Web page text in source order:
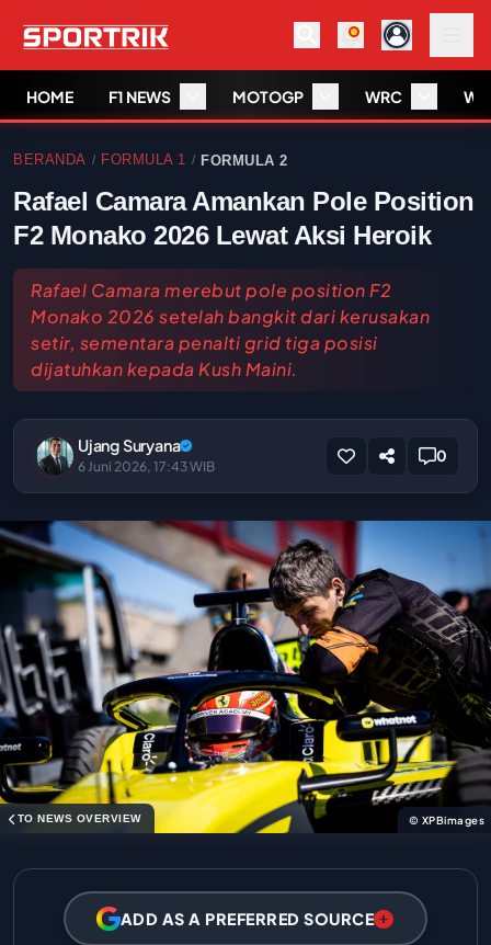
HOME F1 NEWS MOTOGP WRC
BERANDA / FORMULA 1 / FORMULA 2
Rafael Camara Amankan Pole Position
F2 Monako 2026 Lewat Aksi Heroik
Rafael Camara merebut pole position F2
Monako 2026 setelah bangkit dari kerusakan
setir, sementara penalti grid tiga posisi
dijatuhkan kepada Kush Maini.
Ujang Suryana
6 Juni 2026, 17:43 WIB
0
TO NEWS OVERVIEW © XPBimages
ADD AS A PREFERRED SOURCE